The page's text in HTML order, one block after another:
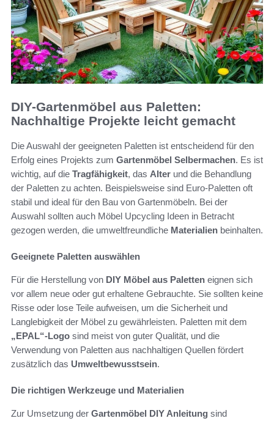
DIY-Gartenmöbel aus Paletten:
Nachhaltige Projekte leicht gemacht
Die Auswahl der geeigneten Paletten ist entscheidend für den
Erfolg eines Projekts zum Gartenmöbel Selbermachen. Es ist
wichtig, auf die Tragfähigkeit, das Alter und die Behandlung
der Paletten zu achten. Beispielsweise sind Euro-Paletten oft
stabil und ideal für den Bau von Gartenmöbeln. Bei der
Auswahl sollten auch Möbel Upcycling Ideen in Betracht
gezogen werden, die umweltfreundliche Materialien beinhalten.
Geeignete Paletten auswählen
Für die Herstellung von DIY Möbel aus Paletten eignen sich
vor allem neue oder gut erhaltene Gebrauchte. Sie sollten keine
Risse oder lose Teile aufweisen, um die Sicherheit und
Langlebigkeit der Möbel zu gewährleisten. Paletten mit dem
„EPAL“-Logo sind meist von guter Qualität, und die
Verwendung von Paletten aus nachhaltigen Quellen fördert
zusätzlich das Umweltbewusstsein.
Die richtigen Werkzeuge und Materialien
Zur Umsetzung der Gartenmöbel DIY Anleitung sind